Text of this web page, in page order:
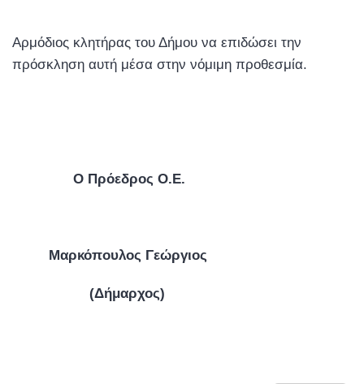
Αρμόδιος κλητήρας του Δήμου να επιδώσει την
πρόσκληση αυτή μέσα στην νόμιμη προθεσμία.
Ο Πρόεδρος Ο.Ε.
Μαρκόπουλος Γεώργιος
(Δήμαρχος)